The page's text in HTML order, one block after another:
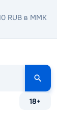
RUB в MMK
18+